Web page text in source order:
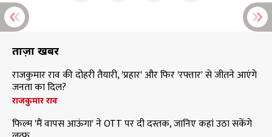
ताज़ा खबरें
राजकुमार राव की दोहरी तैयारी, 'प्रहार' और फिर 'रफ्तार' से जीतने आएंगे
जनता का दिल?
राजकुमार राव
फिल्म 'मैं वापस आऊंगा' ने OTT पर दी दस्तक, जानिए कहां उठा सकेंगे